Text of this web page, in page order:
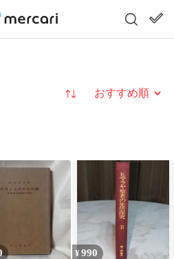
並び替え
¥990